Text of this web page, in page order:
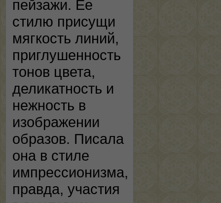
пейзажи. Ее
стилю присущи
мягкость линий,
приглушенность
тонов цвета,
деликатность и
нежность в
изображении
образов. Писала
она в стиле
импрессионизма,
правда, участия